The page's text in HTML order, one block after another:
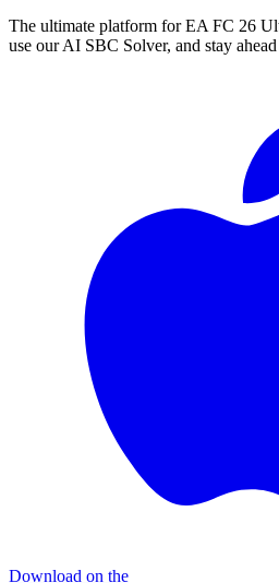
The ultimate platform for EA FC 26
use our AI SBC Solver, and stay
Download on the